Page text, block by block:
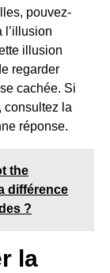
pouvez-
l’illusion
illusion
regarder
cachée. Si
consultez la
réponse.
the
différence
?
la